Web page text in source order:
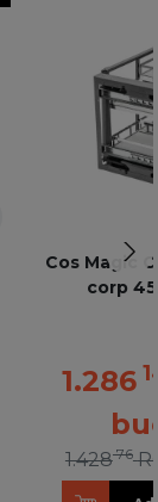
Cos Magic
corp
1.286
1.42876